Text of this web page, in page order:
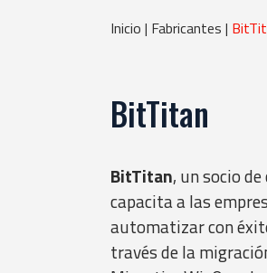
Inicio | Fabricantes |
BitTitan
BitTitan, un socio
capacita a las
automatizar con
través de la